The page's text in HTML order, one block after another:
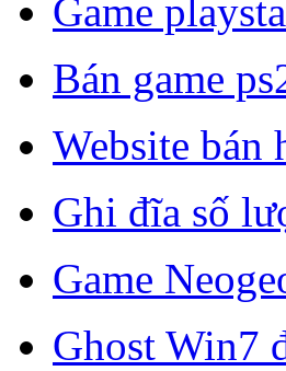
Game
Bán game
Website bán
Ghi đĩa số
Game
Ghost Win7